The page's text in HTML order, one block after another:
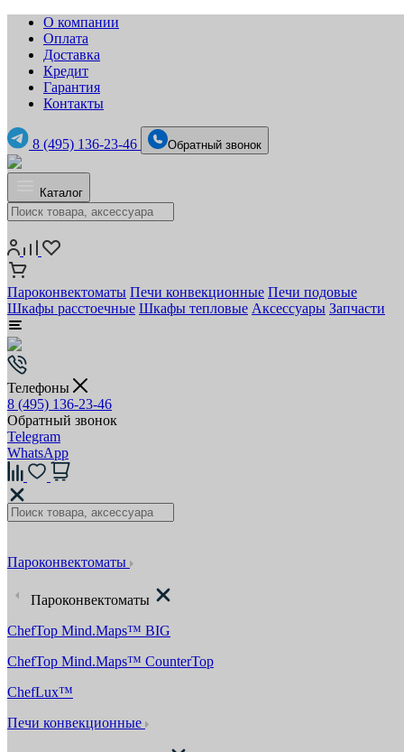
О компании
Оплата
Доставка
Кредит
Гарантия
Контакты
8 (495) 136-23-46 Обратный звонок
Каталог
Пароконвектоматы Печи конвекционные Печи подовые
Шкафы расстоечные Шкафы тепловые Аксессуары Запчасти
Телефоны
8 (495) 136-23-46
Обратный звонок
Telegram
WhatsApp
Пароконвектоматы
Пароконвектоматы
ChefTop Mind.Maps™ BIG
ChefTop Mind.Maps™ CounterTop
ChefLux™
Печи конвекционные